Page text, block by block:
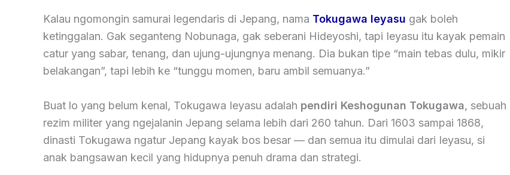
Kalau ngomongin samurai legendaris di Jepang, nama Tokugawa Ieyasu gak boleh
ketinggalan. Gak seganteng Nobunaga, gak seberani Hideyoshi, tapi Ieyasu itu kayak pemain
catur yang sabar, tenang, dan ujung-ujungnya menang. Dia bukan tipe “main tebas dulu, mikir
belakangan”, tapi lebih ke “tunggu momen, baru ambil semuanya.”
Buat lo yang belum kenal, Tokugawa Ieyasu adalah pendiri Keshogunan Tokugawa, sebuah
rezim militer yang ngejalanin Jepang selama lebih dari 260 tahun. Dari 1603 sampai 1868,
dinasti Tokugawa ngatur Jepang kayak bos besar — dan semua itu dimulai dari Ieyasu, si
anak bangsawan kecil yang hidupnya penuh drama dan strategi.